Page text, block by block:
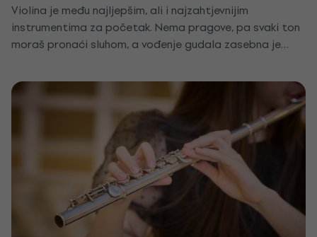
Violina je među najljepšim, ali i najzahtjevnijim
instrumentima za početak. Nema pragove, pa svaki ton
moraš pronaći sluhom, a vođenje gudala zasebna je
držanjem violine i gudala te za koliko ćeš odsvirati prvu
melodiju.